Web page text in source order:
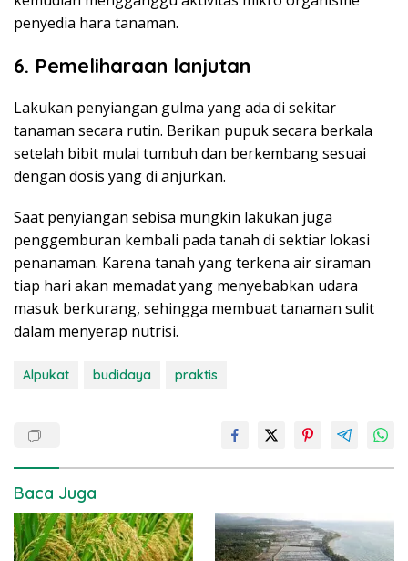
penyedia hara tanaman.
6. Pemeliharaan lanjutan
Lakukan penyiangan gulma yang ada di sekitar
tanaman secara rutin. Berikan pupuk secara berkala
setelah bibit mulai tumbuh dan berkembang sesuai
dengan dosis yang di anjurkan.
Saat penyiangan sebisa mungkin lakukan juga
penggemburan kembali pada tanah di sektiar lokasi
penanaman. Karena tanah yang terkena air siraman
tiap hari akan memadat yang menyebabkan udara
masuk berkurang, sehingga membuat tanaman sulit
dalam menyerap nutrisi.
Alpukat budidaya praktis
Baca Juga